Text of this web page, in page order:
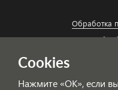
Обработка
Согласие на
Cookies
Нажмите «ОК», если